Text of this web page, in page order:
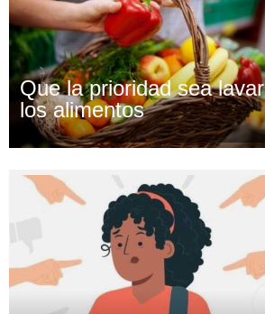
Que la prioridad sea lavar
los alimentos